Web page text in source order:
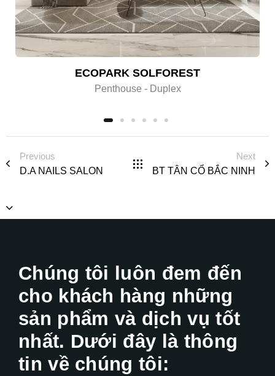
ECOPARK SOLFOREST
Penthouse - Duplex
Previous
D.A NAILS SALON
Next
BT TÂN CỔ BẮC NINH
Chúng tôi luôn đem đến
cho khách hàng những
sản phẩm và dịch vụ tốt
nhất. Dưới đây là thông
tin về chúng tôi: